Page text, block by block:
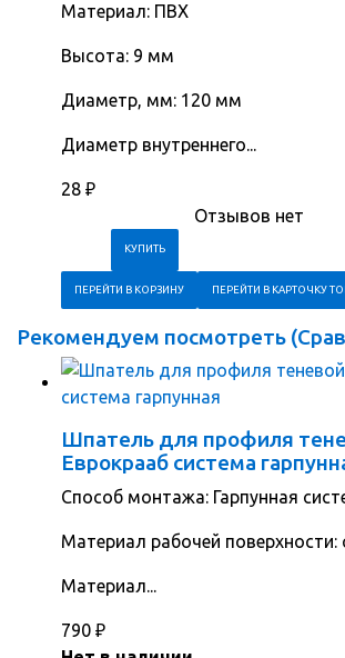
Материал: ПВХ
Высота: 9 мм
Диаметр, мм: 120 мм
Диаметр внутреннего...
28 ₽
Отзывов нет
ПЕРЕЙТИ В КОРЗИНУ ПЕРЕЙТИ В КАРТОЧКУ
Рекомендуем посмотреть (
Шпатель для профиля
Еврокрааб система
Способ монтажа: Гарпунная
Материал рабочей поверхности:
Материал...
790 ₽